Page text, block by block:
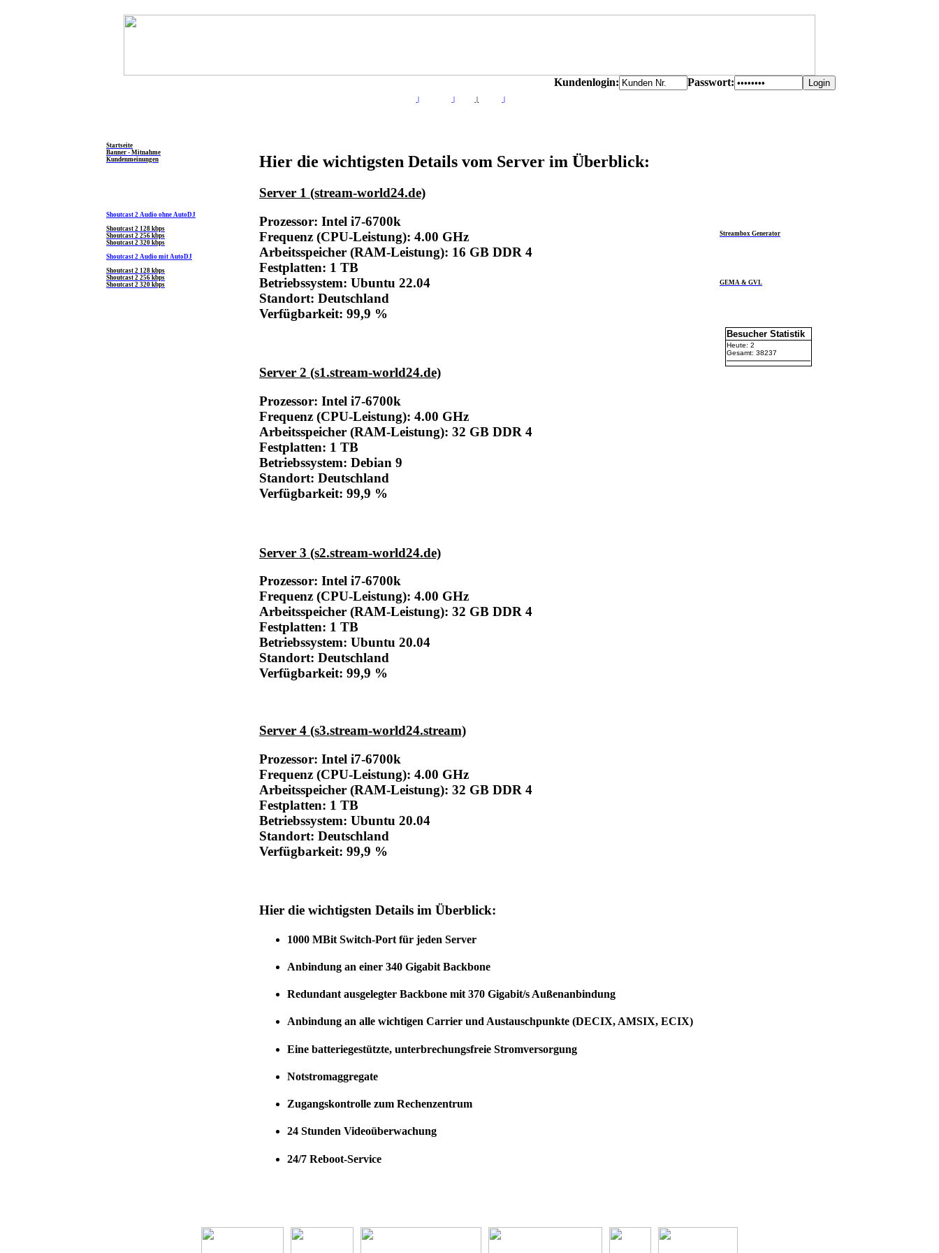
Kundenlogin: Passwort:
Startseite
Banner - Mitnahme
Kundenmeinungen
Shoutcast 2 Audio ohne AutoDJ
Shoutcast 2 128 kbps
Shoutcast 2 256 kbps
Shoutcast 2 320 kbps
Shoutcast 2 Audio mit AutoDJ
Shoutcast 2 128 kbps
Shoutcast 2 256 kbps
Shoutcast 2 320 kbps
Hier die wichtigsten Details vom Server im Überblick:
Server 1 (stream-world24.de)
Prozessor: Intel i7-6700k
Frequenz (CPU-Leistung): 4.00 GHz
Arbeitsspeicher (RAM-Leistung): 16 GB DDR 4
Festplatten: 1 TB
Betriebssystem: Ubuntu 22.04
Standort: Deutschland
Verfügbarkeit: 99,9 %
Server 2 (s1.stream-world24.de)
Prozessor: Intel i7-6700k
Frequenz (CPU-Leistung): 4.00 GHz
Arbeitsspeicher (RAM-Leistung): 32 GB DDR 4
Festplatten: 1 TB
Betriebssystem: Debian 9
Standort: Deutschland
Verfügbarkeit: 99,9 %
Server 3 (s2.stream-world24.de)
Prozessor: Intel i7-6700k
Frequenz (CPU-Leistung): 4.00 GHz
Arbeitsspeicher (RAM-Leistung): 32 GB DDR 4
Festplatten: 1 TB
Betriebssystem: Ubuntu 20.04
Standort: Deutschland
Verfügbarkeit: 99,9 %
Server 4 (s3.stream-world24.stream)
Prozessor: Intel i7-6700k
Frequenz (CPU-Leistung): 4.00 GHz
Arbeitsspeicher (RAM-Leistung): 32 GB DDR 4
Festplatten: 1 TB
Betriebssystem: Ubuntu 20.04
Standort: Deutschland
Verfügbarkeit: 99,9 %
Hier die wichtigsten Details im Überblick:
1000 MBit Switch-Port für jeden Server
Anbindung an einer 340 Gigabit Backbone
Redundant ausgelegter Backbone mit 370 Gigabit/s Außenanbindung
Anbindung an alle wichtigen Carrier und Austauschpunkte (DECIX, AMSIX, ECIX)
Eine batteriegestützte, unterbrechungsfreie Stromversorgung
Notstromaggregate
Zugangskontrolle zum Rechenzentrum
24 Stunden Videoüberwachung
24/7 Reboot-Service
Streambox Generator
GEMA & GVL